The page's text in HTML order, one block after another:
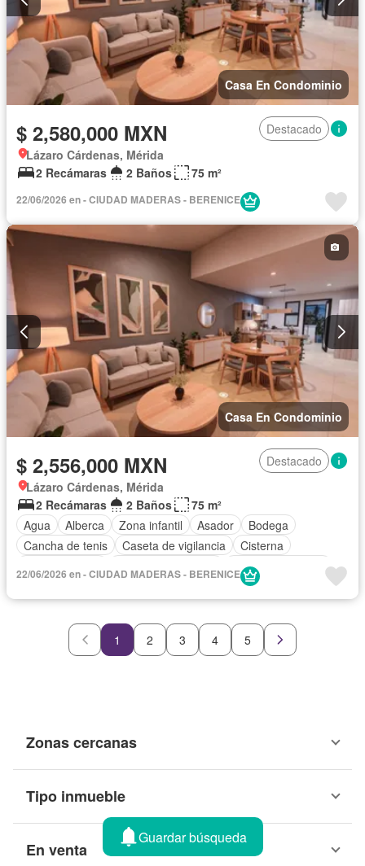
Casa En Condominio
$ 2,580,000 MXN
Destacado
Lázaro Cárdenas, Mérida
2 Recámaras
2 Baños 75 m²
22/06/2026 en - CIUDAD MADERAS - BERENICE
Casa En Condominio
$ 2,556,000 MXN
Destacado
Lázaro Cárdenas, Mérida
2 Recámaras
2 Baños
75 m²
Agua
Alberca Zona infantil Asador
Bodega
Cancha de tenis
Caseta de vigilancia
Cisterna
Cuarto de servicio
Gimnasio
Recámara con closet
Sala polivalente
Seguridad
Zonas verdes
22/06/2026 en - CIUDAD MADERAS - BERENICE
1 2 3 4 5
Zonas cercanas
Tipo inmueble
En venta
Guardar búsqueda